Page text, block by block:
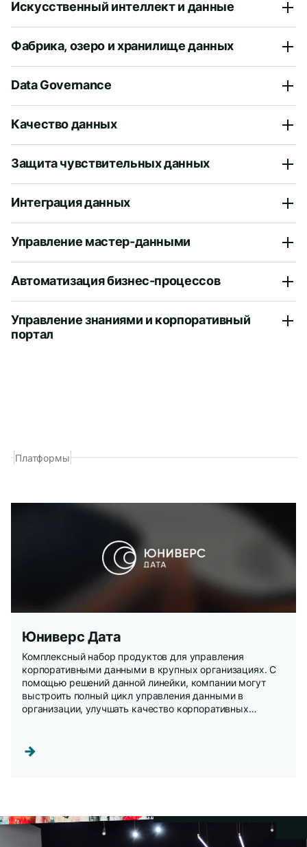
Искусственный интеллект и данные
Фабрика, озеро и хранилище данных
Data Governance
Качество данных
Защита чувствительных данных
Интеграция данных
Управление мастер-данными
Автоматизация бизнес-процессов
Управление знаниями и корпоративный
портал
Платформы
Юниверс Дата
Комплексный набор продуктов для управления
корпоративными данными в крупных организациях. С
помощью решений данной линейки, компании могут
выстроить полный цикл управления данными в
организации, улучшать качество корпоративных
увеличивать операционную эффективность.